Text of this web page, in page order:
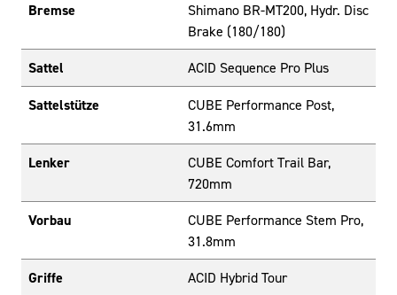
Bremse
Shimano BR-MT200, Hydr. Disc
Brake (180/180)
Sattel ACID Sequence Pro Plus
Sattelstütze
CUBE Performance Post,
31.6mm
Lenker
CUBE Comfort Trail Bar,
720mm
Vorbau
CUBE Performance Stem Pro,
31.8mm
Griffe ACID Hybrid Tour